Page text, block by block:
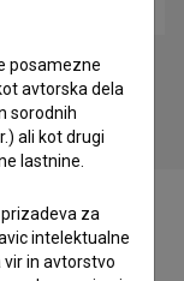
posamezne
avtorska dela
sorodnih
ali kot drugi
lastnine.
za
intelektualne
vir in avtorstvo